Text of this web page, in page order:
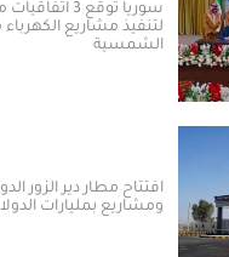
سوريا توقع 3 اتفاقيات مع شركة
مشاريع الكهرباء من الطاقة
مطار دير الزور الدولي برؤية
بمليارات الدولارات